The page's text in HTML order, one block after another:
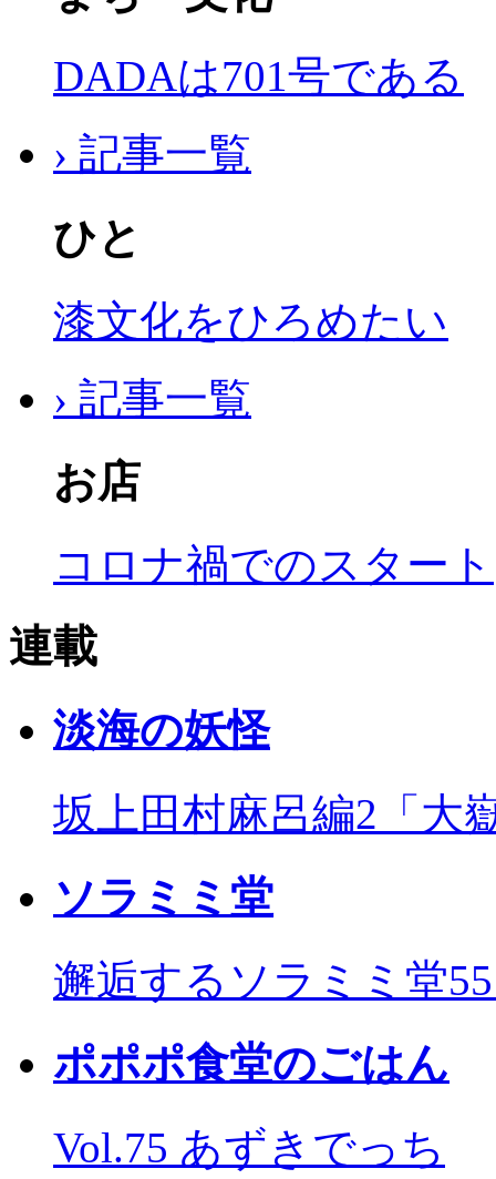
DADAは701号である
› 記事一覧
ひと
漆文化をひろめたい
› 記事一覧
お店
コロナ禍でのスタート
連載
淡海の妖怪
坂上田村麻呂編2「大
ソラミミ堂
邂逅するソラミミ堂
ポポポ食堂のごはん
Vol.75 あずきでっち